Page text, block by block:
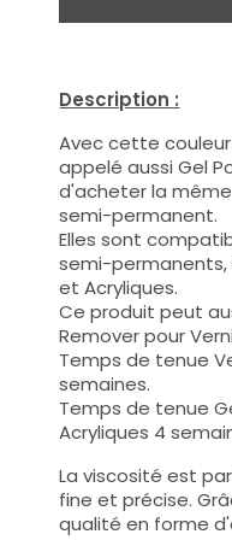
Description :
Avec cette
appelé aussi Gel
d'acheter la même
semi-permanent.
Elles sont
semi-permanents,
et Acryliques.
Ce produit peut
Remover pour
Temps de tenue
semaines.
Temps de tenue
Acryliques 4
La viscosité est
fine et précise.
qualité en forme